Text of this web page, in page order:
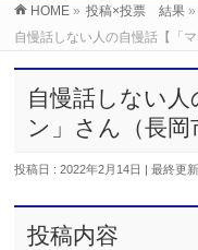
HOME » 投稿×投票 結果 »
自慢話しない人の自慢話【「
自慢話しない
ン」さん（長岡
投稿日 : 2022年2月14日 最終更
投稿内容